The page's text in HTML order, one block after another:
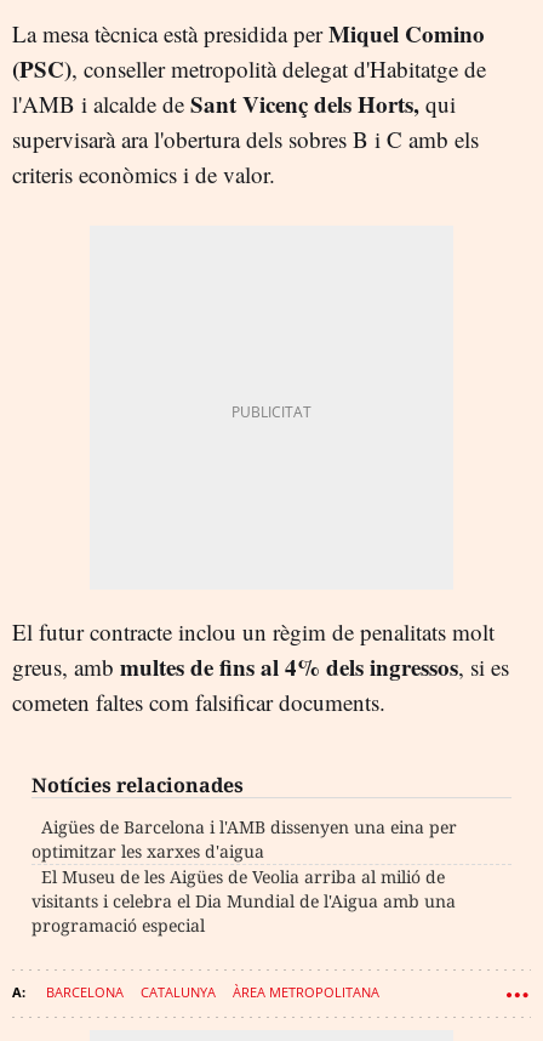
La mesa tècnica està presidida perMiquel Comino
(PSC), conseller metropolità delegat d'Habitatge de
l'AMB i alcalde de Sant Vicenç dels Horts, qui
supervisarà ara l'obertura dels sobres B i C amb els
criteris econòmics i de valor.
El futur contracte inclou un règim de penalitats molt
greus, amb multes de fins al 4% dels ingressos, si es
cometen faltes com falsificar documents.
Notícies relacionades
Aigües de Barcelona i l'AMB dissenyen una eina per
optimitzar les xarxes d'aigua
El Museu de les Aigües de Veolia arriba al milió de
visitants i celebra el Dia Mundial de l'Aigua amb una
programació especial
BARCELONA CATALUNYA ÀREA METROPOLITANA